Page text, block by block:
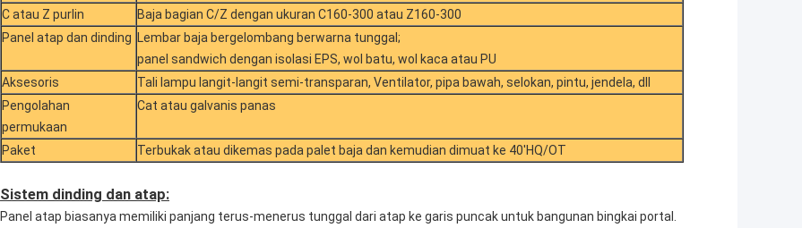
C atau Z purlin
Baja bagian C/Z dengan ukuran C160-300 atau Z160-300
Panel atap dan dinding Lembar baja bergelombang berwarna tunggal;
panel sandwich dengan isolasi EPS, wol batu, wol kaca atau PU
Aksesoris
Tali lampu langit-langit semi-transparan, Ventilator, pipa bawah, selokan, pintu, jendela, dll
Pengolahan
permukaan
Cat atau galvanis panas
Paket Terbukak atau dikemas pada palet baja dan kemudian dimuat ke 40'HQ/OT
Sistem dinding dan atap:
Panel atap biasanya memiliki panjang terus-menerus tunggal dari atap ke garis puncak untuk bangunan bingkai portal.